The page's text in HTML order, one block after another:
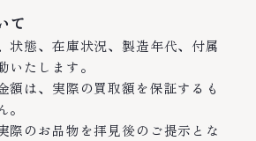
て
状態、在庫状況、製造年代、付属
いたします。
額は、実際の買取額を保証するも
際のお品物を拝見後のご提示とな